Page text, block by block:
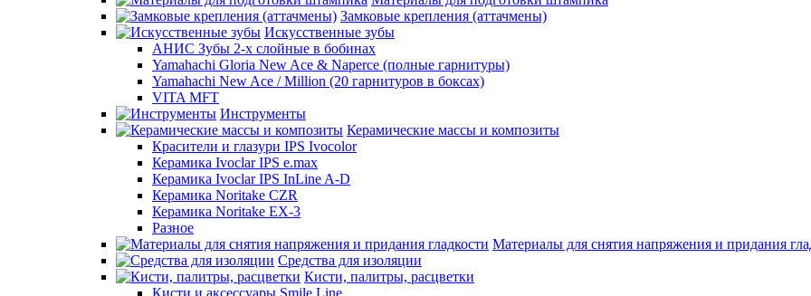
Замковые крепления (аттачмены)
Искусственные зубы
АНИС Зубы 2-х слойные в бобинах
Yamahachi Gloria New Ace & Naperce (полные гарнитуры)
Yamahachi New Ace / Million (20 гарнитуров в боксах)
VITA MFT
Инструменты
Керамические массы и композиты
Красители и глазури IPS Ivocolor
Керамика Ivoclar IPS e.max
Керамика Ivoclar IPS InLine A-D
Керамика Noritake CZR
Керамика Noritake EX-3
Разное
Материалы для снятия напряжения и придания
Средства для изоляции
Кисти, палитры, расцветки
Кисти и аксессуары Smile Line